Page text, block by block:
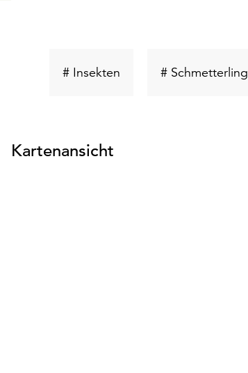
# Insekten Schlüsselwort# Schmetterling
Kartenansicht